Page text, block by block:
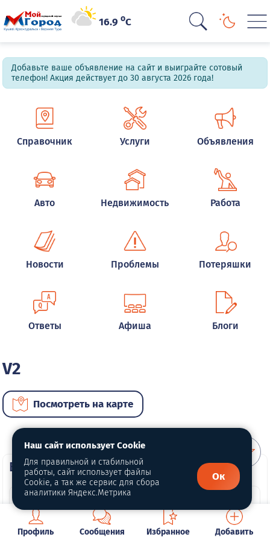
16.9oC
Добавьте ваше объявление на сайт и выиграйте сотовый
телефон! Акция действует до 30 августа 2026 года!
Справочник Услуги Объявления
Авто Недвижимость Работа
Новости Проблемы Потеряшки
Ответы Афиша Блоги
V2
Посмотреть на карте
ВИП автомобили
Профиль Сообщения Избранное Добавить
Наш сайт использует Cookie
Для правильной и стабильной
работы, сайт использует файлы
Cookie, а так же сервис для сбора
аналитики Яндекс.Метрика
Ок